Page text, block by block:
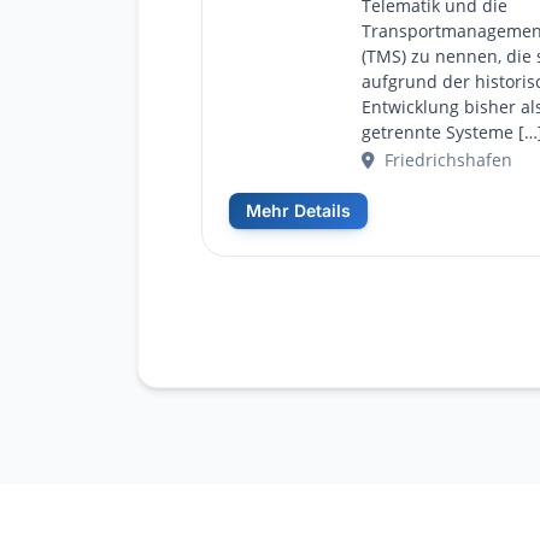
Telematik und die
(TMS) zu nennen, die
aufgrund der
Entwicklung bisher
getrennte Systeme
Friedrichshafen
Mehr Details